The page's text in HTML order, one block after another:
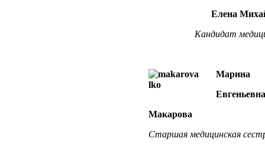
Елена
Кандидат
Марина
Евгеньевна
Макарова
Старшая медицинская